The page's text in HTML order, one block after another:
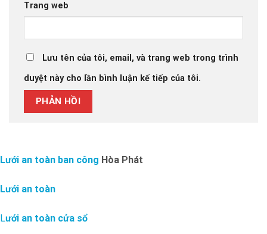
Trang web
Lưu tên của tôi, email, và trang web trong trình
duyệt này cho lần bình luận kế tiếp của tôi.
Lưới an toàn ban công Hòa Phát
Lưới an toàn
Lưới an toàn cửa sổ